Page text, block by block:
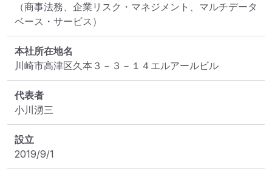
（商事法務、企業リスク・マネジメント、マルチデータ
ベース・サービス）
本社所在地名
川崎市高津区久本３－３－１４エルアールビル
代表者
小川湧三
設立
2019/9/1